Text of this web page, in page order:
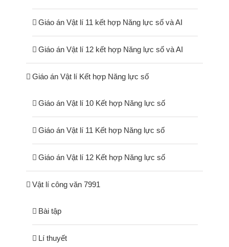
Giáo án Vật lí 11 kết hợp Năng lực số và AI
Giáo án Vật lí 12 kết hợp Năng lực số và AI
Giáo án Vật lí Kết hợp Năng lực số
Giáo án Vật lí 10 Kết hợp Năng lực số
Giáo án Vật lí 11 Kết hợp Năng lực số
Giáo án Vật lí 12 Kết hợp Năng lực số
Vật lí công văn 7991
Bài tập
Lí thuyết